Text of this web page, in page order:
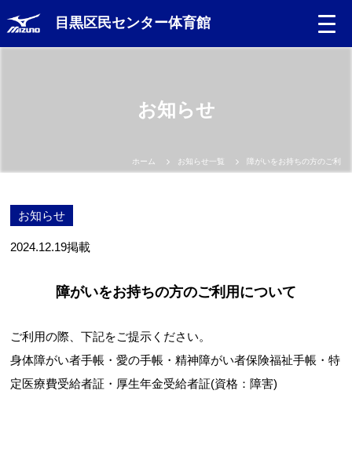
目黒区民センター体育館
日本語
English
お知らせ
ホーム お知らせ一覧 障がいをお持ちの方のご利用
お知らせ
2024.12.19掲載
障がいをお持ちの方のご利用について
ご利用の際、下記をご提示ください。
身体障がい者手帳・愛の手帳・精神障がい者保険福祉手帳・特
定医療費受給者証・厚生年金受給者証(資格：障害)